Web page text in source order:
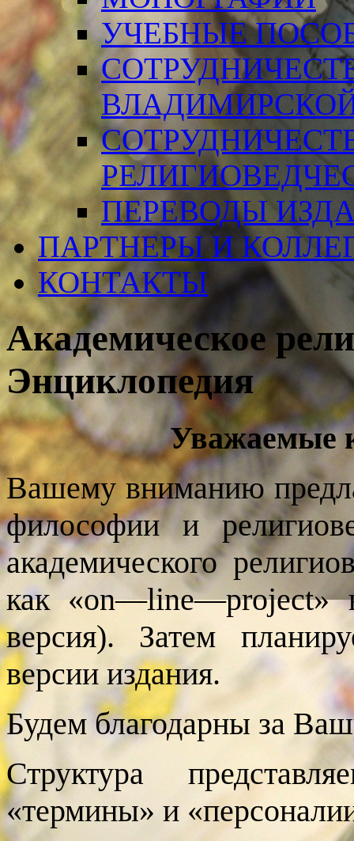
УЧЕБНЫЕ
ПЕРЕВОДЫ
ПАРТНЕРЫ И
КОНТАКТЫ
Академическое
Энциклопедия
Уважаемые
Вашему вниманию
философии и
академического
как «on—line—project»
версия). Затем
версии издания.
Будем благодарны за
Структура
«термины» и